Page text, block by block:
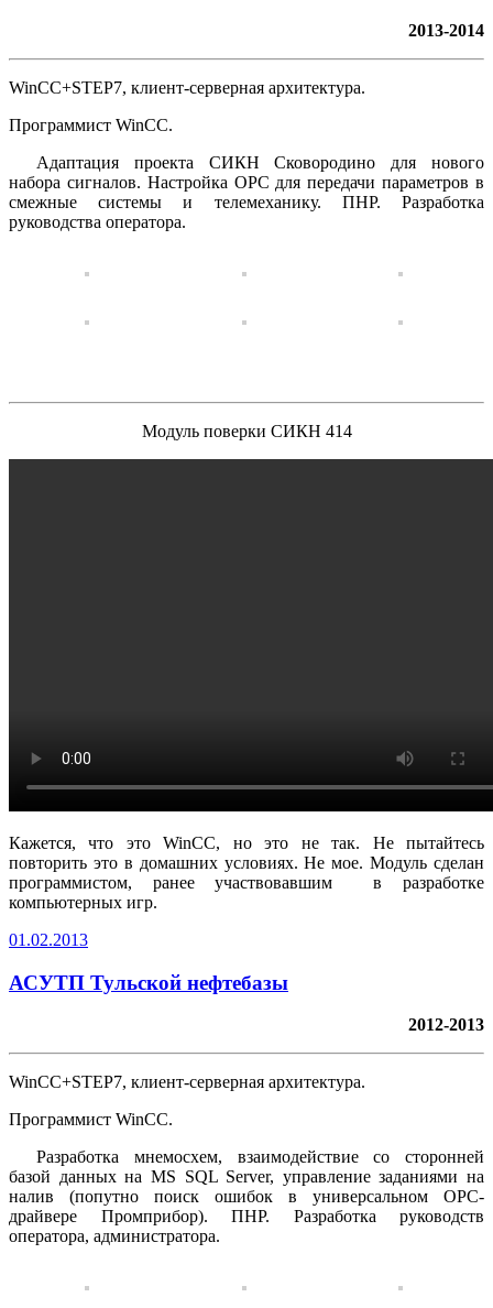
2013-2014
WinCC+STEP7, клиент-серверная архитектура.
Программист WinCC.
Адаптация проекта СИКН Сковородино для нового
набора сигналов. Настройка OPC для передачи параметров в
смежные системы и телемеханику. ПНР. Разработка
руководства оператора.
Модуль поверки СИКН 414
Кажется, что это WinCC, но это не так. Не пытайтесь
повторить это в домашних условиях. Не мое. Модуль сделан
программистом, ранее участвовавшим в разработке
компьютерных игр.
01.02.2013
АСУТП Тульской нефтебазы
2012-2013
WinCC+STEP7, клиент-серверная архитектура.
Программист WinCC.
Разработка мнемосхем, взаимодействие со сторонней
базой данных на MS SQL Server, управление заданиями на
налив (попутно поиск ошибок в универсальном OPC-
драйвере Промприбор). ПНР. Разработка руководств
оператора, администратора.